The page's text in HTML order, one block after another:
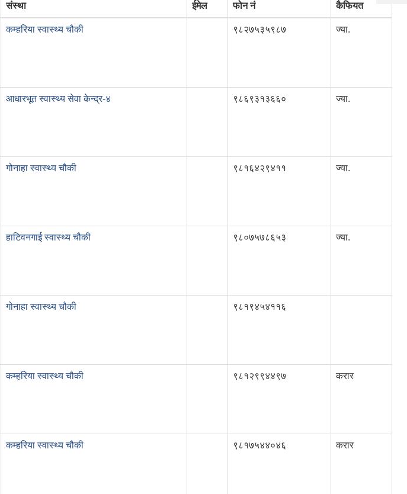
संस्था ईमेल फोन नं कैफियत
कम्हरिया स्वास्थ्य चौकी ९८२७५३५९८७ ज्या.
आधारभूत स्वास्थ्य सेवा केन्द्र-४ ९८६९३१३६६० ज्या.
गोनाहा स्वास्थ्य चौकी ९८१६४२९४११ ज्या.
हाटिवनगाई स्वास्थ्य चौकी ९८०७५७८६५३ ज्या.
गोनाहा स्वास्थ्य चौकी ९८१९४५४११६
कम्हरिया स्वास्थ्य चौकी ९८१२९९४४९७ करार
कम्हरिया स्वास्थ्य चौकी ९८१७५४४०४६ करार